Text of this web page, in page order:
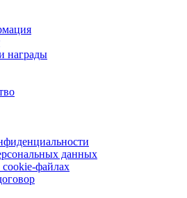
награды
данных
файлах